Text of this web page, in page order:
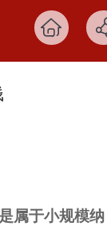
属于小规模纳